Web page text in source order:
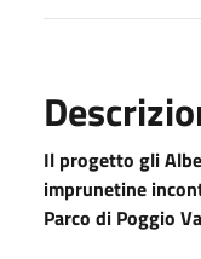
Il progetto gli
imprunetine
Parco di Poggio